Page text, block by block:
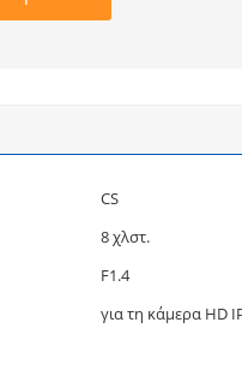
CS
8 χλστ.
F1.4
για τη κάμερα HD